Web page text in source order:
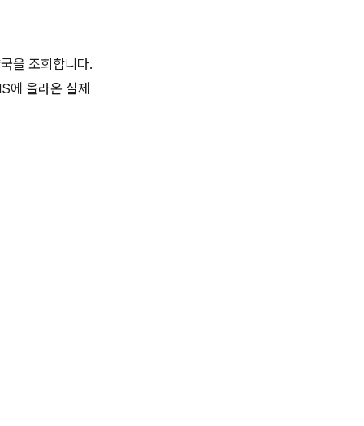
을 조회합니다.
에 올라온 실제